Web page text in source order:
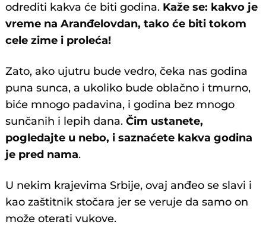
odrediti kakva će biti godina. Kaže se: kakvo je
vreme na Aranđelovdan, tako će biti tokom
cele zime i proleća!
Zato, ako ujutru bude vedro, čeka nas godina
puna sunca, a ukoliko bude oblačno i tmurno,
biće mnogo padavina, i godina bez mnogo
sunčanih i lepih dana.Čim ustanete,
pogledajte u nebo, i saznaćete kakva godina
je pred nama.
U nekim krajevima Srbije, ovaj anđeo se slavi i
kao zaštitnik stočara jer se veruje da samo on
može oterati vukove.